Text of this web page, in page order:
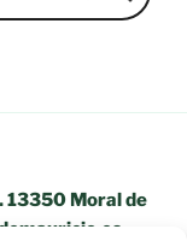
13350 Moral de